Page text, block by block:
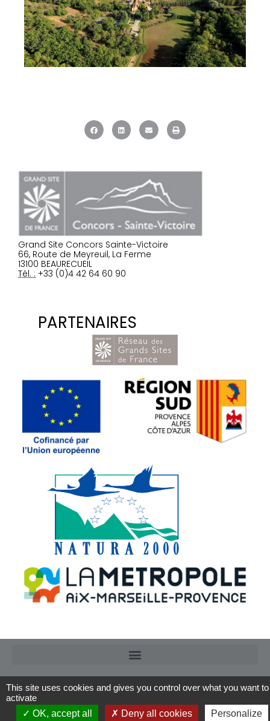
Grand Site Concors Sainte-Victoire
66, Route de Meyreuil, La Ferme
13100 BEAURECUEIL
Tél. : +33 (0)4 42 64 60 90
PARTENAIRES
This site uses cookies and gives you control over what you want to
activate
OK, accept all
Deny all cookies Personalize